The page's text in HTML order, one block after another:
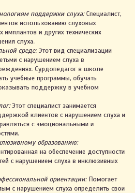
поддержки слуха:Специалист,
использованию слуховых
имплантов и других технических
слуха.
среде:Этот вид специализации
с нарушением слуха в
Сурдопедагог в школе
учебные программы, обучать
поддержку в учебном
Этот специалист занимается
клиентов с нарушением слуха и
с эмоциональными и
образованию:
на обеспечение доступности
с нарушением слуха в инклюзивных
ориентации: Помогает
с нарушением слуха определить свои